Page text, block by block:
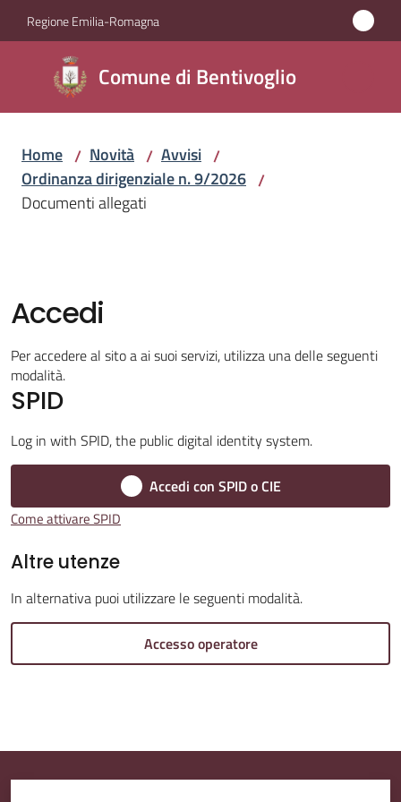
Vai al contenuto
Vai alla navigazione
Vai al footer
Regione Emilia-Romagna
Comune di Bentivoglio
Comune di
Bentivoglio
Amministrazione
Vivere
Bentivoglio
Amministrazione
l
o
r
i
Home / Novità / Avvisi /
Ordinanza dirigenziale n. 9/2026 /
Documenti allegati
Accedi
Per accedere al sito a ai suoi servizi, utilizza una delle seguenti
modalità.
SPID
Log in with SPID, the public digital identity system.
Accedi con SPID o CIE
Come attivare SPID
Altre utenze
In alternativa puoi utilizzare le seguenti modalità.
Accesso operatore